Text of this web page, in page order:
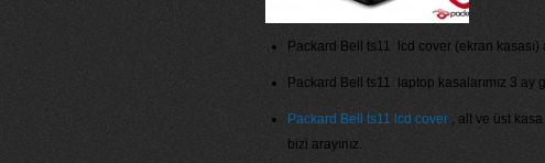
Packard Bell ts11 lcd cover (ekran kasası)
Packard Bell ts11 laptop kasalarımız 3 ay
Packard Bell ts11 lcd cover, alt ve üst kasa
bizi arayınız.